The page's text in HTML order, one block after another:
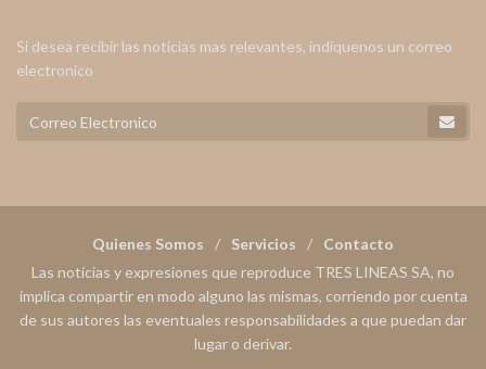
Si desea recibir las noticias mas relevantes, indiquenos un correo
electronico
Quienes Somos Servicios
Contacto
Las noticias y expresiones que reproduce TRES LINEAS SA, no
implica compartir en modo alguno las mismas, corriendo por cuenta
de sus autores las eventuales responsabilidades a que puedan dar
lugar o derivar.